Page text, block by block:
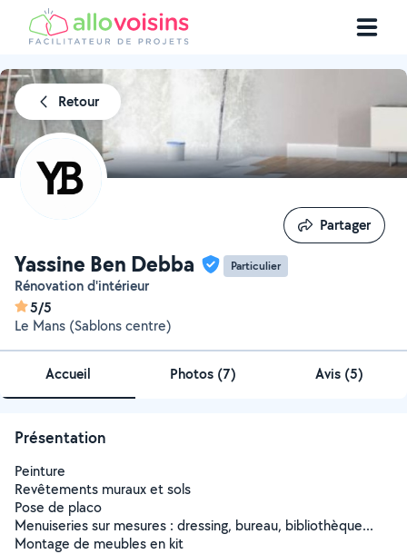
Retour
Yassine Ben Debba Particulier
Rénovation d'intérieur
5/5
Le Mans (Sablons centre)
Partager
Partager
Accueil Photos (7) Avis (5)
Présentation
Peinture
Revêtements muraux et sols
Pose de placo
Menuiseries sur mesures : dressing, bureau, bibliothèque...
Montage de meubles en kit